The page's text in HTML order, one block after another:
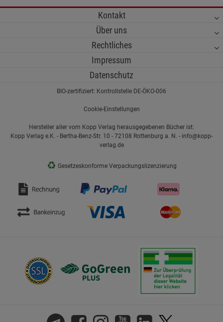
Kontakt
Über uns
Rechtliches
Impressum
Datenschutz
BIO-zertifiziert: Kontrollstelle DE-ÖKO-006
Cookie-Einstellungen
Hersteller aller vom Kopp Verlag herausgegebenen Bücher ist:
Kopp Verlag e.K. - Bertha-Benz-Str. 10 - 72108 Rottenburg a. N. - info@kopp-
verlag.de
♻ Gesetzeskonforme Verpackungslizenzierung